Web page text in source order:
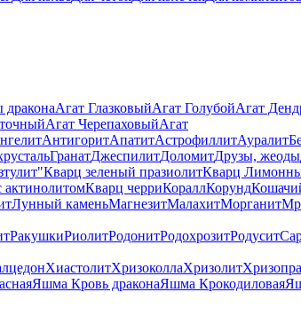
Агат ГлазковыйАгат ГолубойАгат
Агат ЧерепаховыйАгат
АнтигоритАпатитАстрофиллитАуралит
ГранатДжеспилитДоломитДрузы, жеоды
Кварц зеленый празиолитКварц
актинолитомКварц черриКораллКорунд
Лунный каменьМагнезитМалахитМорганит
РакушкиРиолитРодонитРодохрозитРодусит
ХиастолитХризоколлаХризолит
Яшма Кровь драконаЯшма Крокодиловая